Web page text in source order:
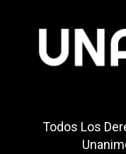
Todos Los